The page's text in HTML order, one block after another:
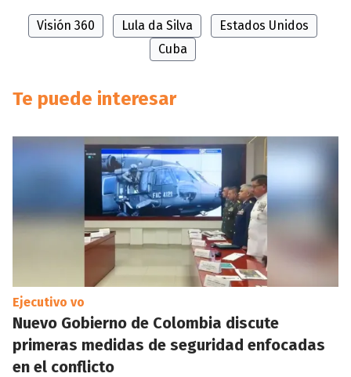
Visión 360 Lula da Silva
Estados Unidos
Cuba
Te puede interesar
Ejecutivo vo
Nuevo Gobierno de Colombia discute
primeras medidas de seguridad enfocadas
en el conflicto